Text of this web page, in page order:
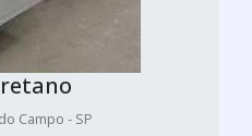
Campo - SP